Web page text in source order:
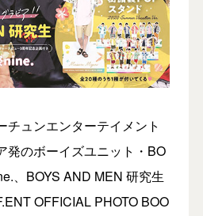
ュンエンターテイメント
発のボーイズユニット・BO
、BOYS AND MEN 研究生
OFFICIAL PHOTO BOO